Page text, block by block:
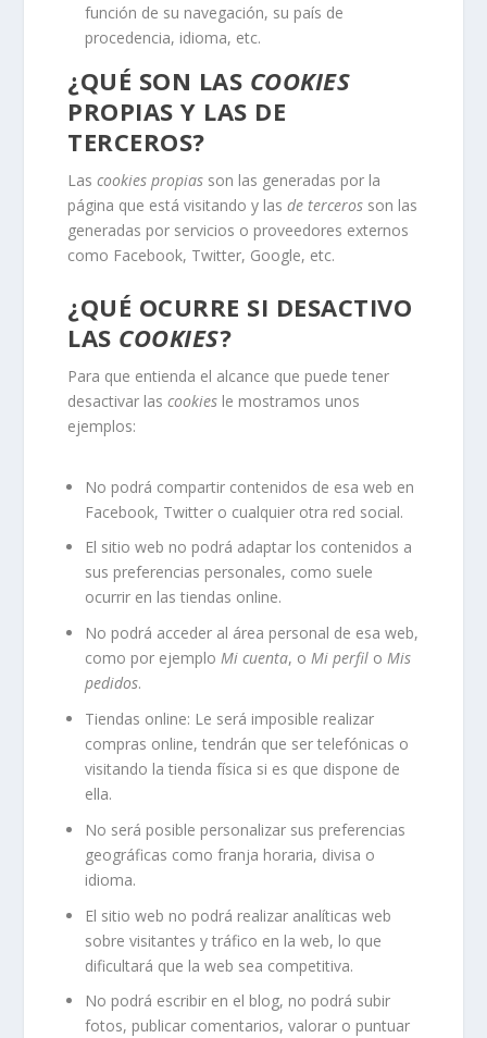
función de su navegación, su país de
procedencia, idioma, etc.
¿QUÉ SON LAS COOKIES
PROPIAS Y LAS DE
TERCEROS?
Lascookies propias son las generadas por la
página que está visitando y lasde terceros son las
generadas por servicios o proveedores externos
como Facebook, Twitter, Google, etc.
¿QUÉ OCURRE SI DESACTIVO
LAS COOKIES?
Para que entienda el alcance que puede tener
desactivar lascookies le mostramos unos
ejemplos:
No podrá compartir contenidos de esa web en
Facebook, Twitter o cualquier otra red social.
El sitio web no podrá adaptar los contenidos a
sus preferencias personales, como suele
ocurrir en las tiendas online.
No podrá acceder al área personal de esa web,
como por ejemploMi cuenta, oMi perfil oMis
pedidos.
Tiendas online: Le será imposible realizar
compras online, tendrán que ser telefónicas o
visitando la tienda física si es que dispone de
ella.
No será posible personalizar sus preferencias
geográficas como franja horaria, divisa o
idioma.
El sitio web no podrá realizar analíticas web
sobre visitantes y tráfico en la web, lo que
dificultará que la web sea competitiva.
No podrá escribir en el blog, no podrá subir
fotos, publicar comentarios, valorar o puntuar